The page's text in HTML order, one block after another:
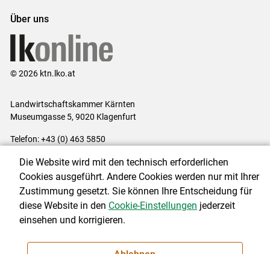
Über uns
© 2026 ktn.lko.at
Landwirtschaftskammer Kärnten
Museumgasse 5, 9020 Klagenfurt
Telefon: +43 (0) 463 5850
Impressum|Kontakt|Datenschutzerklärung|Barrierefreiheit|
Cookie-Einstellungen
NEWSLETTER
Die Website wird mit den technisch erforderlichen
Cookies ausgeführt. Andere Cookies werden nur mit Ihrer
Zustimmung gesetzt. Sie können Ihre Entscheidung für
diese Website in den Cookie-Einstellungen jederzeit
einsehen und korrigieren.